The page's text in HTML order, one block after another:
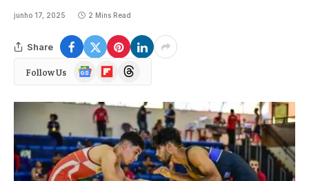
junho 17, 2025 2 Mins Read
Share
Follow Us
Google
News
FlipboardThreads